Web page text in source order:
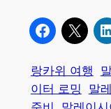
랑카위 여행
이터 로밍
말